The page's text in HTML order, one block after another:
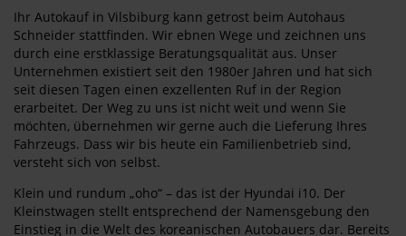
Ihr Autokauf in Vilsbiburg kann getrost beim Autohaus
Schneider stattfinden. Wir ebnen Wege und zeichnen uns
durch eine erstklassige Beratungsqualität aus. Unser
Unternehmen existiert seit den 1980er Jahren und hat sich
seit diesen Tagen einen exzellenten Ruf in der Region
erarbeitet. Der Weg zu uns ist nicht weit und wenn Sie
möchten, übernehmen wir gerne auch die Lieferung Ihres
Fahrzeugs. Dass wir bis heute ein Familienbetrieb sind,
versteht sich von selbst.
Klein und rundum „oho“ – das ist der Hyundai i10. Der
Kleinstwagen stellt entsprechend der Namensgebung den
Einstieg in die Welt des koreanischen Autobauers dar. Bereits